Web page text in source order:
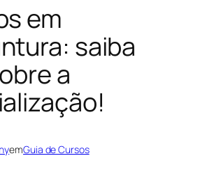
em
saiba
a
emGuia de Cursos